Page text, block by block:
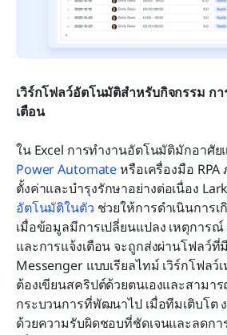
เวิร์กโฟลว์อัตโนมัติสำหรับกิจกรรม กา
เตือน
Power Automate หรือเครื่องมือ
ตั้งค่าและบำรุงรักษาอย่างต่อเนื่อง
อัตโนมัติในตัว ช่วยให้การดำเนินการ
เมื่อข้อมูลมีการเปลี่ยนแปลง เหตุการณ์
และการแจ้งเตือน จะถูกส่งผ่านโฟลว์ที่
Messenger แบบเรียลไทม์ เวิร์กโฟลว์
ต้องเขียนสคริปต์ด้วยตนเองและสามา
กระบวนการที่พัฒนาไป เมื่อทีมเติบโต
ด้วยความรับผิดชอบที่ชัดเจนและลดก